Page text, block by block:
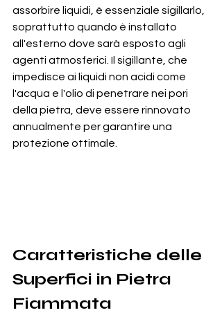
assorbire liquidi, è essenziale sigillarlo,
soprattutto quando è installato
all'esterno dove sarà esposto agli
agenti atmosferici. Il sigillante, che
impedisce ai liquidi non acidi come
l'acqua e l'olio di penetrare nei pori
della pietra, deve essere rinnovato
annualmente per garantire una
protezione ottimale.
Caratteristiche delle
Superfici in Pietra
Fiammata